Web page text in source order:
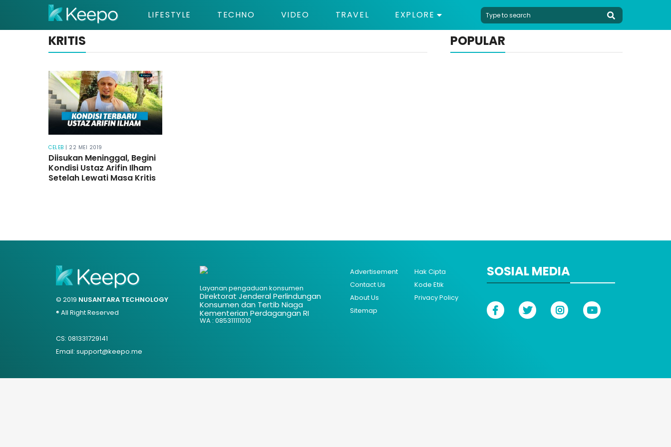
LIFESTYLE TECHNO VIDEO TRAVEL EXPLORE
KRITIS
CELEB | 22 MEI 2019
Diisukan Meninggal, Begini
Kondisi Ustaz Arifin Ilham
Setelah Lewati Masa Kritis
POPULAR
© 2019 NUSANTARA TECHNOLOGY
® All Right Reserved
CS: 081331729141
Email: support@keepo.me
Layanan pengaduan konsumen
Direktorat Jenderal Perlindungan
Konsumen dan Tertib Niaga
Kementerian Perdagangan RI
WA : 085311111010
Advertisement
Hak Cipta
Contact Us
Kode Etik
About Us
Privacy Policy
Sitemap
SOSIAL MEDIA